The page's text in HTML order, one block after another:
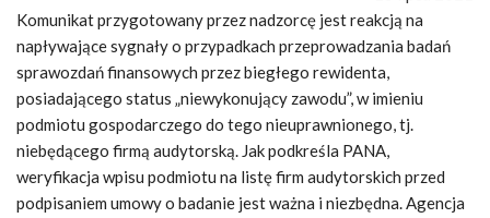
Komunikat przygotowany przez nadzorcę jest reakcją na
napływające sygnały o przypadkach przeprowadzania badań
sprawozdań finansowych przez biegłego rewidenta,
posiadającego status „niewykonujący zawodu”, w imieniu
podmiotu gospodarczego do tego nieuprawnionego, tj.
niebędącego firmą audytorską. Jak podkreśla PANA,
weryfikacja wpisu podmiotu na listę firm audytorskich przed
podpisaniem umowy o badanie jest ważna i niezbędna. Agencja